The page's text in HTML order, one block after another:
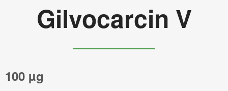
Gilvocarcin V
100 µg